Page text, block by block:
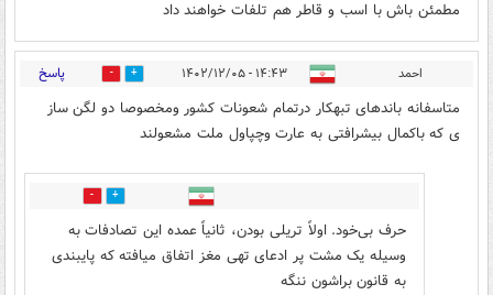
مطمئن باش با اسب و قاطر هم تلفات خواهند داد
احمد ۱۴:۴۳ - ۱۴۰۲/۱۲/۰۵ 4 پاسخ
متاسفانه باندهای تبهکار درتمام شعونات کشور ومخصوصا دو لگن ساز
ی که باکمال بیشرافتی به عارت وچپاول ملت مشعولند
0
حرف بی‌خود. اولاً تریلی بودن، ثانیاً عمده این تصادفات به
وسیله یک مشت پر ادعای تهی مغز اتفاق میافته که پایبندی
به قانون براشون ننگه